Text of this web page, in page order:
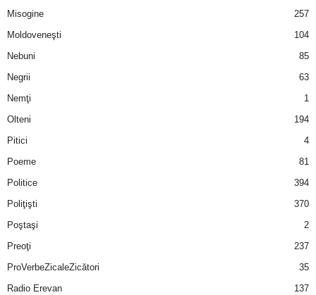
Misogine
257
Moldoveneşti
104
Nebuni
85
Negrii
63
Nemţi
1
Olteni
194
Pitici
4
Poeme
81
Politice
394
Poliţişti
370
Poştaşi
2
Preoţi
237
ProVerbeZicaleZicători
35
Radio Erevan
137